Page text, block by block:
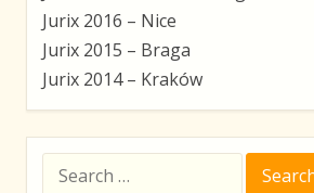
Jurix 2016 – Nice
Jurix 2015 – Braga
Jurix 2014 – Kraków
for: